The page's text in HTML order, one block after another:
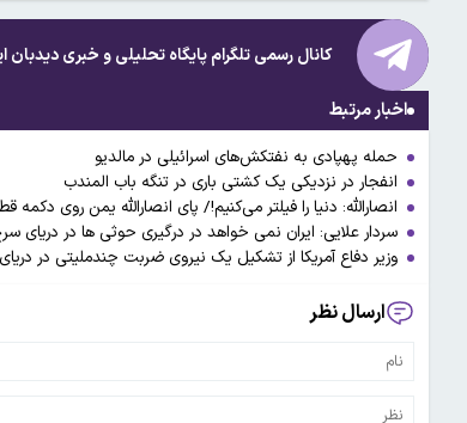
کانال رسمی تلگرام پایگاه تحلیلی و خبریدیدبان
اخبار مرتبط
حمله پهپادی به نفتکش‌های اسرائیلی در مالدیو
انفجار در نزدیکی یک کشتی باری در تنگه باب المندب
انصارالله: دنیا را فیلتر می‌کنیم!/ پای انصارالله یمن روی
سردار علایی: ایران نمی خواهد در درگیری حوثی ها در
وزیر دفاع آمریکا از تشکیل یک نیروی ضربت چندملیتی در
ارسال نظر